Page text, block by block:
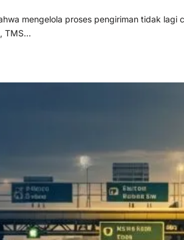
mengelola proses pengiriman tidak
TMS…